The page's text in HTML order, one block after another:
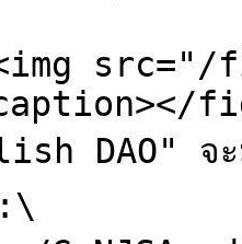
DAO" จะ
:\